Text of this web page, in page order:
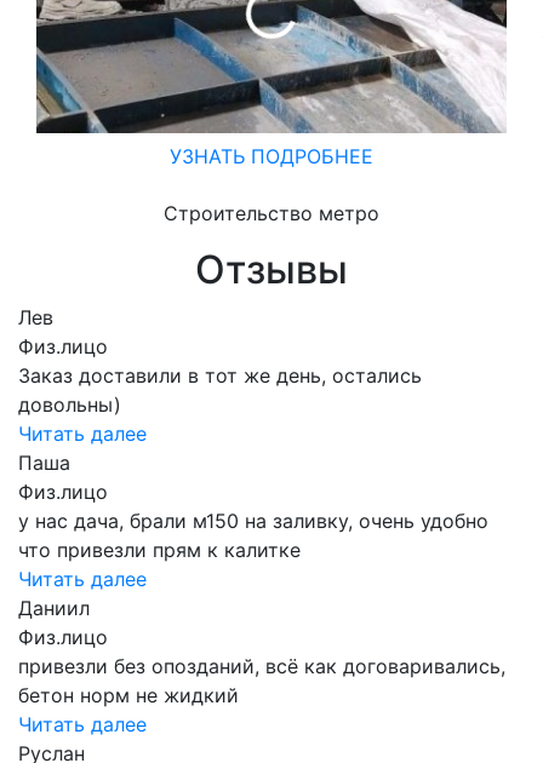
УЗНАТЬ ПОДРОБНЕЕ
Строительство метро
Отзывы
Лев
Физ.лицо
Заказ доставили в тот же день, остались
довольны)
Читать далее
Паша
Физ.лицо
у нас дача, брали м150 на заливку, очень удобно
что привезли прям к калитке
Читать далее
Даниил
Физ.лицо
привезли без опозданий, всё как договаривались,
бетон норм не жидкий
Читать далее
Руслан